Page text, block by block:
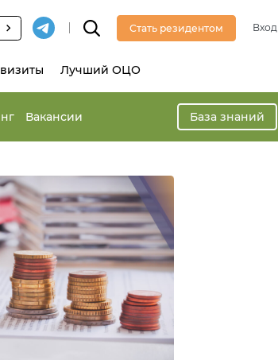
Стать резидентом Вход
Лучший ОЦО
Вакансии База знаний